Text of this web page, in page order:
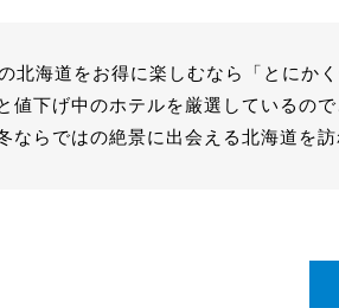
北海道をお得に楽しむなら「とにか
値下げ中のホテルを厳選しているの
ならではの絶景に出会える北海道を